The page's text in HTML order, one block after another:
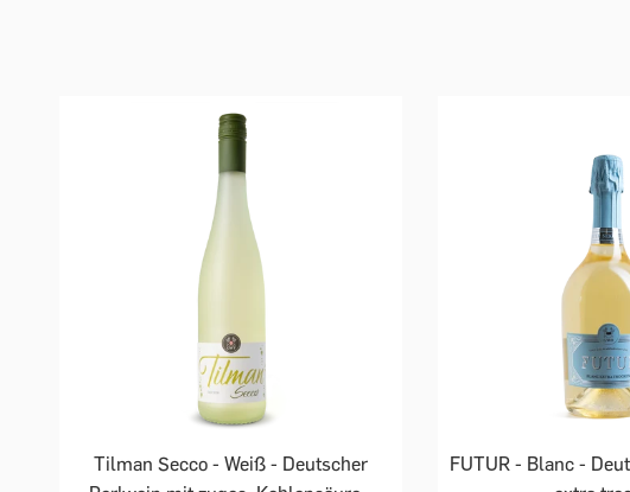
Tilman Secco - Weiß - Deutscher
FUTUR - Blanc -